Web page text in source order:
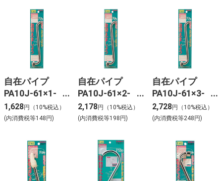
自在パイプ
PA10J-61×1-
16×120
1,628円（10%税込）
(内消費税等148円)
自在パイプ
PA10J-61×2-
16×240
2,178円（10%税込）
(内消費税等198円)
自在パイプ
PA10J-61×3-
16×300
2,728円（10%税込）
(内消費税等248円)